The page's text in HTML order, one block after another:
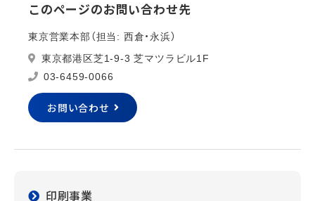
このページのお問い合わせ先
東京営業本部（担当: 西倉・永浜）
東京都港区芝1-9-3 芝マツラビル1F
03-6459-0066
お問い合わせ
印刷事業